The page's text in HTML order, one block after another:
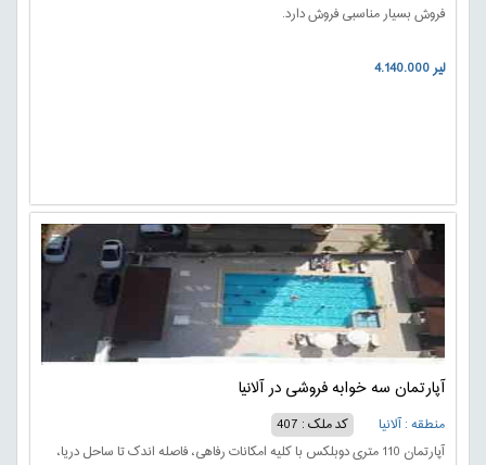
فروش بسیار مناسبی فروش دارد.
4.140.000 لیر
آپارتمان سه خوابه فروشی در آلانیا
منطقه : آلانیا
کد ملک : 407
آپارتمان 110 متری دوبلکس با کلیه امکانات رفاهی، فاصله اندک تا ساحل دریا،